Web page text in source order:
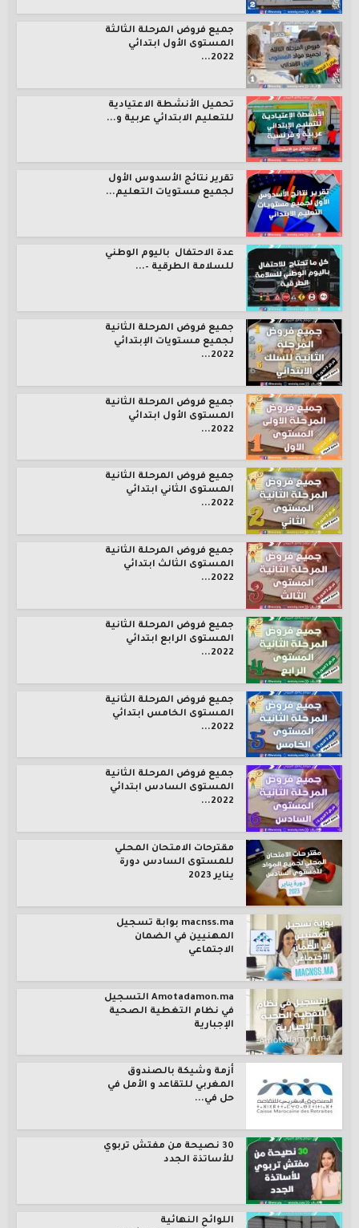
جميع فروض المرحلة الثالثة
المستوى الأول ابتدائي
2022...
تحميل الأنشطة الاعتيادية
للتعليم الابتدائي عربية و...
تقرير نتائج الأسدوس الأول
لجميع مستويات التعليم...
عدة الاحتفال باليوم الوطني
للسلامة الطرقية –...
جميع فروض المرحلة الثانية
لجميع مستويات الإبتدائي
2022...
جميع فروض المرحلة الثانية
المستوى الأول ابتدائي
2022...
جميع فروض المرحلة الثانية
المستوى الثاني ابتدائي
2022...
جميع فروض المرحلة الثانية
المستوى الثالث ابتدائي
2022...
جميع فروض المرحلة الثانية
المستوى الرابع ابتدائي
2022...
جميع فروض المرحلة الثانية
المستوى الخامس ابتدائي
2022...
جميع فروض المرحلة الثانية
المستوى السادس ابتدائي
2022...
مقترحات الامتحان المحلي
للمستوى السادس دورة
يناير 2023
macnss.ma بوابة تسجيل
المهنيين في الضمان
الاجتماعي
Amotadamon.ma التسجيل
في نظام التغطية الصحية
الإجبارية
أزمة وشيكة بالصندوق
المغربي للتقاعد و الأمل في
حل في...
30 نصيحة من مفتش تربوي
للأساتذة الجدد
اللوائح النهائية